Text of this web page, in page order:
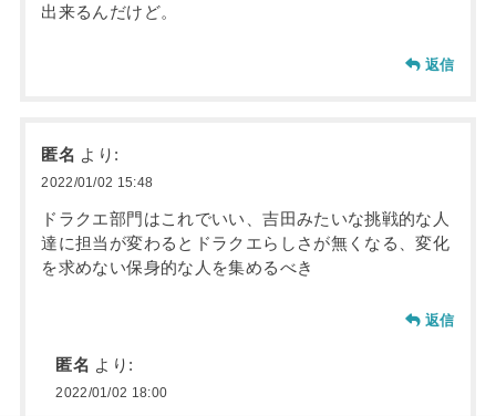
出来るんだけど。
返信
匿名 より:
2022/01/02 15:48
ドラクエ部門はこれでいい、吉田みたいな挑戦的な人
達に担当が変わるとドラクエらしさが無くなる、変化
を求めない保身的な人を集めるべき
返信
匿名 より:
2022/01/02 18:00